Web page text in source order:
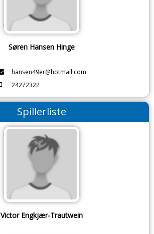
Søren Hansen Hinge
hansen49er@hotmail.com
24272322
Spillerliste
Victor Engkjær-Trautwein